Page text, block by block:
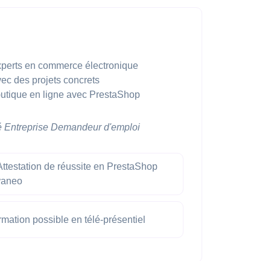
en commerce électronique
des projets concrets
en ligne avec PrestaShop
Entreprise Demandeur d'emploi
de réussite en PrestaShop
possible en télé-présentiel